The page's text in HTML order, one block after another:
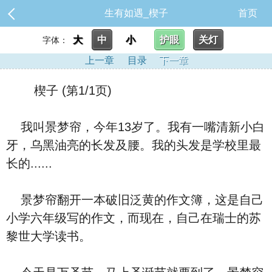
生有如遇_楔子 首页
字体： 大 中 小 护眼
关灯
上一章
目录 下一章
楔子 (第1/1页)
我叫景梦帘，今年13岁了。我有一嘴清新小白
牙，乌黑油亮的长发及腰。我的头发是学校里最
长的......
景梦帘翻开一本破旧泛黄的作文簿，这是自己
小学六年级写的作文，而现在，自己在瑞士的苏
黎世大学读书。